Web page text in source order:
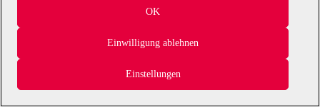
Wir arbeiten mit Partnern zusammen, die von Ihrem Endgerät
abgerufene Daten (Trackingdaten) oder die von uns übermittelten
pseudonymisierten Daten zur Aussteuerung unserer Werbung sowie
zu eigenen Zwecken (z.B. Profilbildungen) / zu Zwecken Dritter
verarbeiten. Vor diesem Hintergrund erfordert nicht nur die
Erhebung der Trackingdaten bzw. die Übermittlung Ihrer
Einstellungen
Einwilligung ablehnen
OK